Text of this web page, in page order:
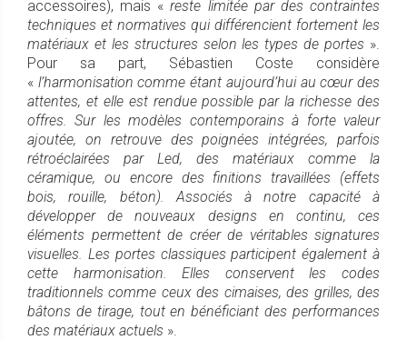
accessoires), mais « reste limitée par des contraintes
techniques et normatives qui différencient fortement les
matériaux et les structures selon les types de portes ».
Pour sa part, Sébastien Coste considère
« l’harmonisation comme étant aujourd’hui au cœur des
attentes, et elle est rendue possible par la richesse des
offres. Sur les modèles contemporains à forte valeur
ajoutée, on retrouve des poignées intégrées, parfois
rétroéclairées par Led, des matériaux comme la
céramique, ou encore des finitions travaillées (effets
bois, rouille, béton). Associés à notre capacité à
développer de nouveaux designs en continu, ces
éléments permettent de créer de véritables signatures
visuelles. Les portes classiques participent également à
cette harmonisation. Elles conservent les codes
traditionnels comme ceux des cimaises, des grilles, des
bâtons de tirage, tout en bénéficiant des performances
des matériaux actuels ».